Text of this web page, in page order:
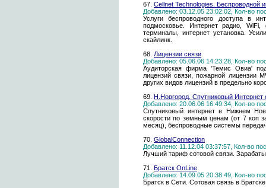
67. Cellnet Technologies. Беспроводной
Добавлено: 03.12.05 23:02:02, Кол-во
Услуги беспроводного доступа в
подмосковье. Интернет радио,
терминалы, интернет установка.
скайлинк.
68. Лицензии связи
Добавлено: 05.06.06 14:23:28, Кол-во
Аудиторская фирма 'Темис Овиа'
лицензий связи, пожарной лицензии
других видов лицензий в предельно
69. Н.Новгород. Спутниковый Интернет
Добавлено: 20.06.06 16:49:34, Кол-во
Спутниковый интернет в Нижнем
скорости по земным ценам (от 7 коп
месяц), беспроводные системы
70. GlobalConnection
Добавлено: 11.12.04 03:37:57, Кол-во
Лучший тариф сотовой связи.
71. Братск OnLine
Добавлено: 14.09.05 20:38:49, Кол-во
Братск в Сети. Сотовая связь в